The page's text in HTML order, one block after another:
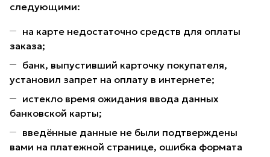
следующими:
на карте недостаточно средств для оплаты
заказа;
банк, выпустивший карточку покупателя,
установил запрет на оплату в интернете;
истекло время ожидания ввода данных
банковской карты;
введённые данные не были подтверждены
вами на платежной странице, ошибка формата